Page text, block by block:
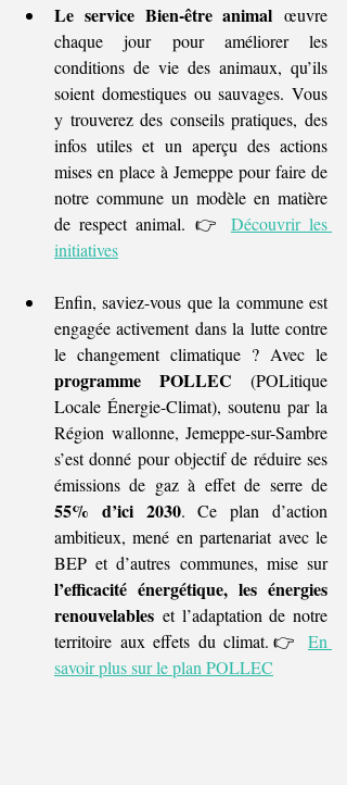
Le service Bien-être animal œuvre
chaque jour pour améliorer les
conditions de vie des animaux, qu’ils
soient domestiques ou sauvages. Vous
y trouverez des conseils pratiques, des
infos utiles et un aperçu des actions
mises en place à Jemeppe pour faire de
notre commune un modèle en matière
de respect animal. 👉
Découvrir les
initiatives
Enfin, saviez-vous que la commune est
engagée activement dans la lutte contre
programme POLLEC (POLitique
Locale Énergie-Climat), soutenu par la
Région wallonne, Jemeppe-sur-Sambre
s’est donné pour objectif de réduire ses
55% d’ici 2030. Ce plan d’action
ambitieux, mené en partenariat avec le
BEP et d’autres communes, mise sur
l’efficacité énergétique, les énergies
renouvelables et l’adaptation de notre
territoire aux effets du climat.👉 En
savoir plus sur le plan POLLEC